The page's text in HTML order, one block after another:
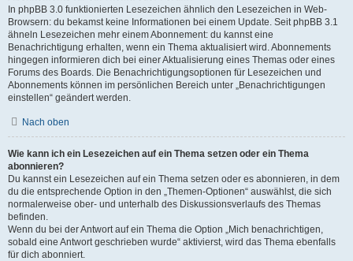
In phpBB 3.0 funktionierten Lesezeichen ähnlich den Lesezeichen in Web-
Browsern: du bekamst keine Informationen bei einem Update. Seit phpBB 3.1
ähneln Lesezeichen mehr einem Abonnement: du kannst eine
Benachrichtigung erhalten, wenn ein Thema aktualisiert wird. Abonnements
hingegen informieren dich bei einer Aktualisierung eines Themas oder eines
Forums des Boards. Die Benachrichtigungsoptionen für Lesezeichen und
Abonnements können im persönlichen Bereich unter „Benachrichtigungen
einstellen“ geändert werden.
Nach oben
Wie kann ich ein Lesezeichen auf ein Thema setzen oder ein Thema
abonnieren?
Du kannst ein Lesezeichen auf ein Thema setzen oder es abonnieren, in dem
du die entsprechende Option in den „Themen-Optionen“ auswählst, die sich
normalerweise ober- und unterhalb des Diskussionsverlaufs des Themas
befinden.
Wenn du bei der Antwort auf ein Thema die Option „Mich benachrichtigen,
sobald eine Antwort geschrieben wurde“ aktivierst, wird das Thema ebenfalls
für dich abonniert.